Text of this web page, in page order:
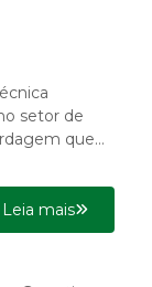
setor de
que
Leia mais